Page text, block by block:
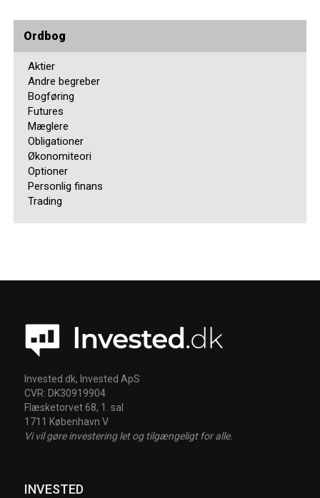
Ordbog
Aktier
Andre begreber
Bogføring
Futures
Mæglere
Obligationer
Økonomiteori
Optioner
Personlig finans
Trading
Invested.dk, Invested ApS
CVR: DK30919904
Flæsketorvet 68, 1. sal
1711 København V
Vi vil gøre investering let og tilgængeligt for alle.
INVESTED